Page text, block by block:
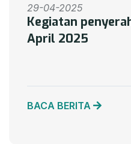
29-04-2025
Kegiatan
April 2025
BACA BERITA